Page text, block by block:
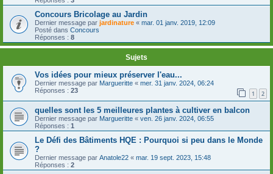
Concours Bricolage au Jardin
Dernier message par jardinature « mar. 01 janv. 2019, 12:09
Posté dans Concours
Réponses : 8
Sujets
Vos idées pour mieux préserver l'eau...
Dernier message par Margueritte « mer. 31 janv. 2024, 06:24
Réponses : 23 1 2
quelles sont les 5 meilleures plantes à cultiver en balcon
Dernier message par Margueritte « ven. 26 janv. 2024, 06:55
Réponses : 1
Le Défi des Bâtiments HQE : Pourquoi si peu dans le Monde
?
Dernier message par Anatole22 « mar. 19 sept. 2023, 15:48
Réponses : 2